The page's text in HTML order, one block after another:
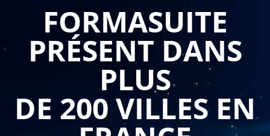
Professionnels (DUERP) doit évoluer d'un simple document de
conformité vers un outil opérationnel de pilotage de la
prévention. Cette formation évaluation des risques
professionnels et document unique (DUERP / DUER) en 1
permet aux responsables sécurité, managers et
dirigeants d'acquérir rapidement les compétences
essentielles pour transformer leur approche de l'évaluation
FORMASUITE
PRÉSENT DANS
PLUS
DE 200 VILLES EN